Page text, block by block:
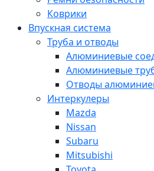
Коврики
Впускная система
Труба и отводы
Алюминиевые
Алюминиевые
Отводы
Интеркулеры
Mazda
Nissan
Subaru
Mitsubishi